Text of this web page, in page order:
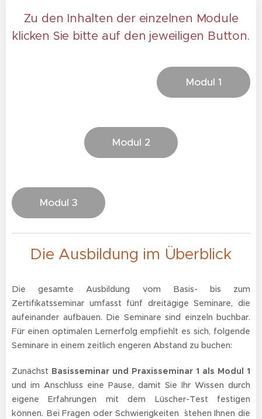
Zu den Inhalten der einzelnen Module
klicken Sie bitte auf den jeweiligen Button.
Modul 1
Modul 2
Modul 3
Die Ausbildung im Überblick
Die gesamte Ausbildung vom Basis- bis zum
Zertifikatsseminar umfasst fünf dreitägige Seminare, die
aufeinander aufbauen. Die Seminare sind einzeln buchbar.
Für einen optimalen Lernerfolg empfiehlt es sich, folgende
Seminare in einem zeitlich engeren Abstand zu buchen:
Zunächst Basisseminar und Praxisseminar 1 als Modul 1
und im Anschluss eine Pause, damit Sie Ihr Wissen durch
eigene Erfahrungen mit dem Lüscher-Test festigen
können. Bei Fragen oder Schwierigkeiten ´stehen Ihnen die